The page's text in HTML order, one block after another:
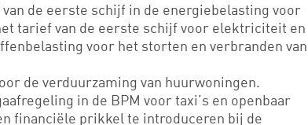
de eerste schijf in de energiebelasting voor
tarief van de eerste schijf voor elektriciteit en
voor het storten en verbranden van
de verduurzaming van huurwoningen.
in de BPM voor taxi’s en openbaar
financiële prikkel te introduceren bij de